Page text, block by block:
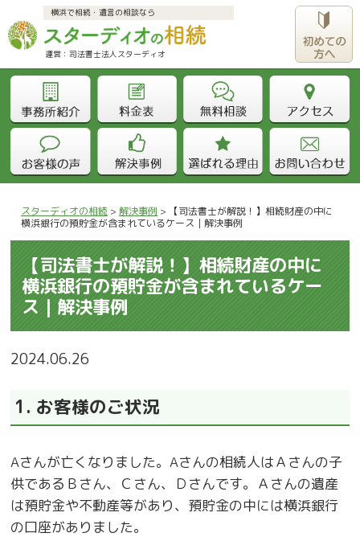
横浜で相続・遺言の相談なら
スターディオの相続 >解決事例 >
【司法書士が解説！】相続財産の中に
横浜銀行の預貯金が含まれているケース｜解決事例
【司法書士が解説！】相続財産の中に
横浜銀行の預貯金が含まれているケー
ス｜解決事例
2024.06.26
1. お客様のご状況
Aさんが亡くなりました。Aさんの相続人はＡさんの子
供であるＢさん、Ｃさん、Ｄさんです。Ａさんの遺産
は預貯金や不動産等があり、預貯金の中には横浜銀行
の口座がありました。